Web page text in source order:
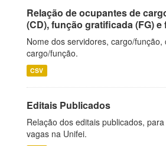
Relação de ocupantes de
(CD), função gratificada (FG) e
Nome dos servidores, cargo/função,
cargo/função.
CSV
Editais Publicados
Relação dos editais publicados,
vagas na Unifei.